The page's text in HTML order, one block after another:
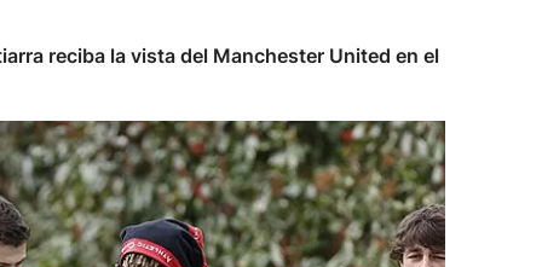
reciba la vista del Manchester United en el